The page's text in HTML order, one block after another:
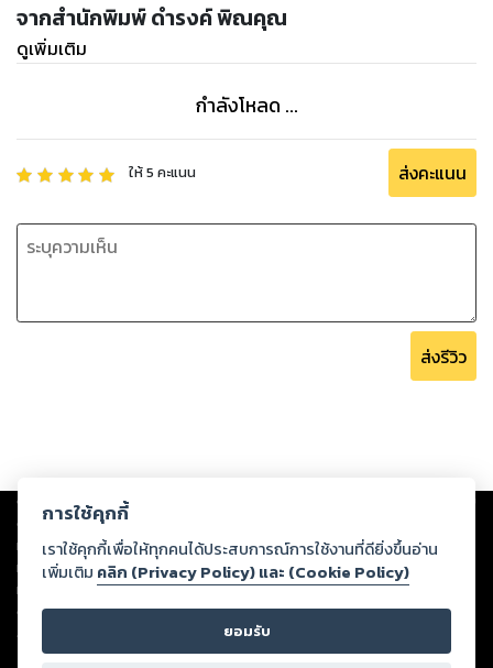
จากสำนักพิมพ์ ดำรงค์ พิณคุณ
ดูเพิ่มเติม
กำลังโหลด ...
ให้5 คะแนน ส่งคะแนน
ส่งรีวิว
Copyright © 2026
ต่อผลงานหรือเนื้อหาใดที่อัปโหลดผ่านเว็บไซต์และปรากฏว่าละเมิดสิทธิใน
ทรัพย์สินทางปัญญาของบุคคลอื่นหรือขัดต่อกฎหมายและศีลธรรม ดังนั้น ผู้อ่าน
ทุกท่านโปรดใช้วิจารณญาณในการกลั่นกรองด้วยตนเอง และหากท่านพบว่าส่วน
หนึ่งส่วนใดขัดต่อกฎหมายและศีลธรรม กรุณาแจ้งมายังบริษัท เพื่อทีมงานจะได้
ดำเนินการในทันที ทั้งนี้ ทางสตอรี่ล็อกขอสงวนลิขสิทธิ์ตามพระราชบัญญัติ
ลิขสิทธิ์ พ.ศ. 2537 (ฉบับล่าสุด)
การใช้คุกกี้
เราใช้คุกกี้เพื่อให้ทุกคนได้ประสบการณ์การใช้งานที่ดียิ่งขึ้นอ่าน
เพิ่มเติม คลิก (Privacy Policy) และ (Cookie Policy)
ยอมรับ